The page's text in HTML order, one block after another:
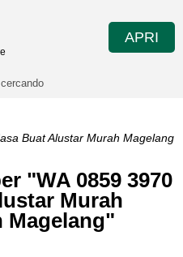
APRI
Buat Alustar Murah Magelang
"WA 0859 3970
Murah
Magelang"